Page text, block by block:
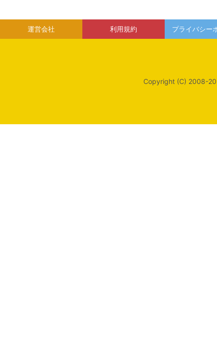
運営会社 利用規約 プライバシー
Copyright (C) 2008-